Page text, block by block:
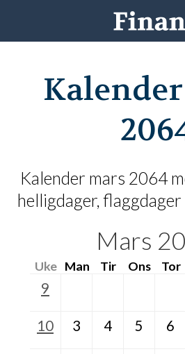
Kalender mars 2064
helligdager, flaggdager
Mars
Uke Man Tir Ons Tor
9
10 3 4 5 6